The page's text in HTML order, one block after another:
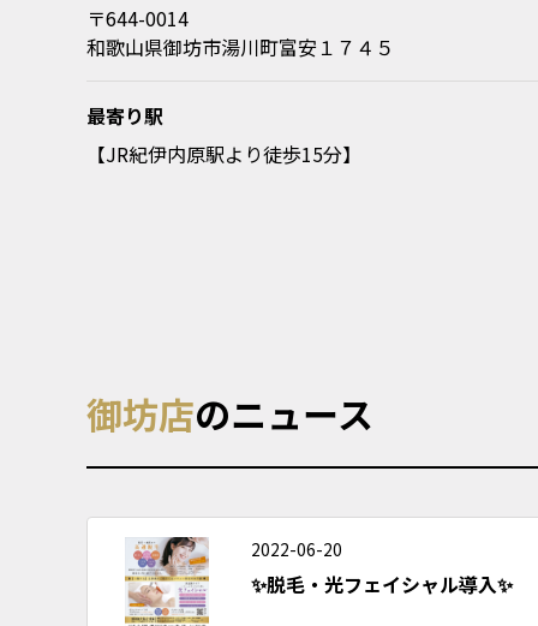
〒644-0014
和歌山県御坊市湯川町富安１７４５
最寄り駅
【JR紀伊内原駅より徒歩15分】
御坊店のニュース
2022-06-20
✨脱毛・光フェイシャル導入✨